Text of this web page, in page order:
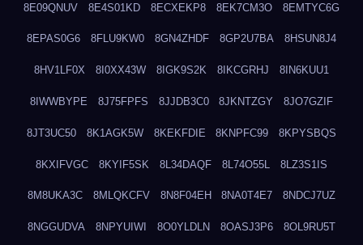
8E09QNUV 8E4S01KD 8ECXEKP8 8EK7CM3O 8EMTYC6G
8EPAS0G6 8FLU9KW0 8GN4ZHDF 8GP2U7BA 8HSUN8J4
8HV1LF0X 8I0XX43W 8IGK9S2K 8IKCGRHJ 8IN6KUU1
8IWWBYPE 8J75FPFS 8JJDB3C0 8JKNTZGY 8JO7GZIF
8JT3UC50 8K1AGK5W 8KEKFDIE 8KNPFC99 8KPYSBQS
8KXIFVGC 8KYIF5SK 8L34DAQF 8L74O55L 8LZ3S1IS
8M8UKA3C 8MLQKCFV 8N8F04EH 8NA0T4E7 8NDCJ7UZ
8NGGUDVA 8NPYUIWI 8O0YLDLN 8OASJ3P6 8OL9RU5T